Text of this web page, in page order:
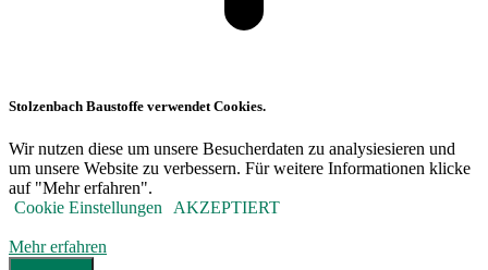
Stolzenbach Baustoffe verwendet Cookies.
Wir nutzen diese um unsere Besucherdaten zu analysiesieren und
um unsere Website zu verbessern. Für weitere Informationen klicke
auf "Mehr erfahren".
Cookie Einstellungen
AKZEPTIERT
Mehr erfahren